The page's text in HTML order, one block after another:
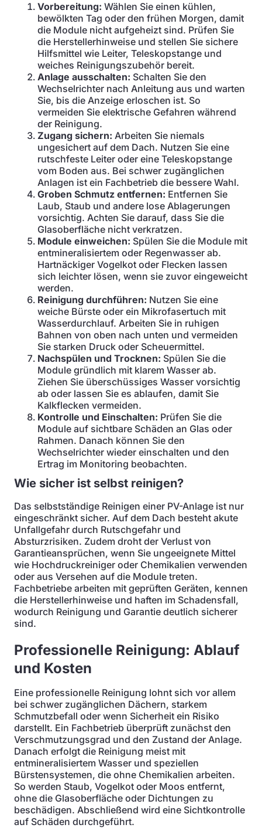
Vorbereitung: Wählen Sie einen kühlen,
bewölkten Tag oder den frühen Morgen, damit
die Module nicht aufgeheizt sind. Prüfen Sie
die Herstellerhinweise und stellen Sie sichere
Hilfsmittel wie Leiter, Teleskopstange und
weiches Reinigungszubehör bereit.
Anlage ausschalten: Schalten Sie den
Wechselrichter nach Anleitung aus und warten
Sie, bis die Anzeige erloschen ist. So
vermeiden Sie elektrische Gefahren während
der Reinigung.
Zugang sichern: Arbeiten Sie niemals
ungesichert auf dem Dach. Nutzen Sie eine
rutschfeste Leiter oder eine Teleskopstange
vom Boden aus. Bei schwer zugänglichen
Anlagen ist ein Fachbetrieb die bessere Wahl.
Groben Schmutz entfernen: Entfernen Sie
Laub, Staub und andere lose Ablagerungen
vorsichtig. Achten Sie darauf, dass Sie die
Glasoberfläche nicht verkratzen.
Module einweichen: Spülen Sie die Module mit
entmineralisiertem oder Regenwasser ab.
Hartnäckiger Vogelkot oder Flecken lassen
sich leichter lösen, wenn sie zuvor eingeweicht
werden.
Reinigung durchführen: Nutzen Sie eine
weiche Bürste oder ein Mikrofasertuch mit
Wasserdurchlauf. Arbeiten Sie in ruhigen
Bahnen von oben nach unten und vermeiden
Sie starken Druck oder Scheuermittel.
Nachspülen und Trocknen: Spülen Sie die
Module gründlich mit klarem Wasser ab.
Ziehen Sie überschüssiges Wasser vorsichtig
ab oder lassen Sie es ablaufen, damit Sie
Kalkflecken vermeiden.
Kontrolle und Einschalten: Prüfen Sie die
Module auf sichtbare Schäden an Glas oder
Rahmen. Danach können Sie den
Wechselrichter wieder einschalten und den
Ertrag im Monitoring beobachten.
Wie sicher ist selbst reinigen?
Das selbstständige Reinigen einer PV-Anlage ist nur
eingeschränkt sicher. Auf dem Dach besteht akute
Unfallgefahr durch Rutschgefahr und
Absturzrisiken. Zudem droht der Verlust von
Garantieansprüchen, wenn Sie ungeeignete Mittel
wie Hochdruckreiniger oder Chemikalien verwenden
oder aus Versehen auf die Module treten.
Fachbetriebe arbeiten mit geprüften Geräten, kennen
die Herstellerhinweise und haften im Schadensfall,
wodurch Reinigung und Garantie deutlich sicherer
sind.
Professionelle Reinigung: Ablauf
und Kosten
Eine professionelle Reinigung lohnt sich vor allem
bei schwer zugänglichen Dächern, starkem
Schmutzbefall oder wenn Sicherheit ein Risiko
darstellt. Ein Fachbetrieb überprüft zunächst den
Verschmutzungsgrad und den Zustand der Anlage.
Danach erfolgt die Reinigung meist mit
entmineralisiertem Wasser und speziellen
Bürstensystemen, die ohne Chemikalien arbeiten.
So werden Staub, Vogelkot oder Moos entfernt,
ohne die Glasoberfläche oder Dichtungen zu
beschädigen. Abschließend wird eine Sichtkontrolle
auf Schäden durchgeführt.